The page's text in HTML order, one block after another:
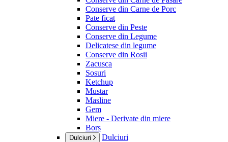
Conserve din Carne de Porc
Pate ficat
Conserve din Peste
Conserve din Legume
Delicatese din legume
Conserve din Rosii
Zacusca
Sosuri
Ketchup
Mustar
Masline
Gem
Miere - Derivate din miere
Bors
Dulciuri Dulciuri